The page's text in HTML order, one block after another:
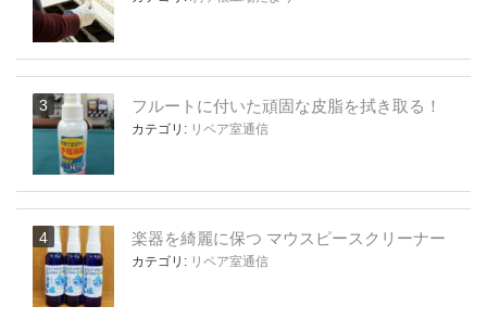
フルートに付いた頑固な皮脂を拭き取る！
カテゴリ: リペア室通信
楽器を綺麗に保つ マウスピースクリーナー
カテゴリ: リペア室通信